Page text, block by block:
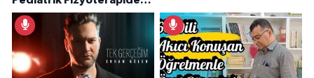
İlham Veren Hikâyeler